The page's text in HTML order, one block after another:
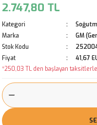
2.747,80 TL
Kategori
Marka
GM
Stok Kodu
Fiyat
41,67
*250,03 TL den başlayan